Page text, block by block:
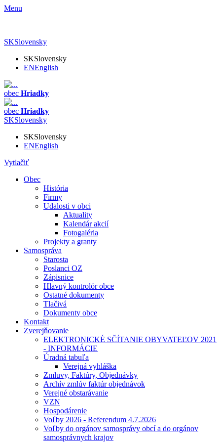
Menu
SKSlovensky
SKSlovensky
ENEnglish
obec Hriadky
obec Hriadky
SKSlovensky
SKSlovensky
ENEnglish
Vytlačiť
Obec
História
Firmy
Udalosti v obci
Aktuality
Kalendár akcií
Fotogaléria
Projekty a granty
Samospráva
Starosta
Poslanci OZ
Zápisnice
Hlavný kontrolór obce
Ostatné dokumenty
Tlačivá
Dokumenty obce
Kontakt
Zverejňovanie
ELEKTRONICKÉ SČÍTANIE OBYVATEĽOV 2021
- INFORMÁCIE
Úradná tabuľa
Verejná vyhláška
Zmluvy, Faktúry, Objednávky
Archív zmlúv faktúr objednávok
Verejné obstarávanie
VZN
Hospodárenie
Voľby 2026 - Referendum 4.7.2026
Voľby do orgánov samosprávy obcí a do orgánov
samosprávnych krajov